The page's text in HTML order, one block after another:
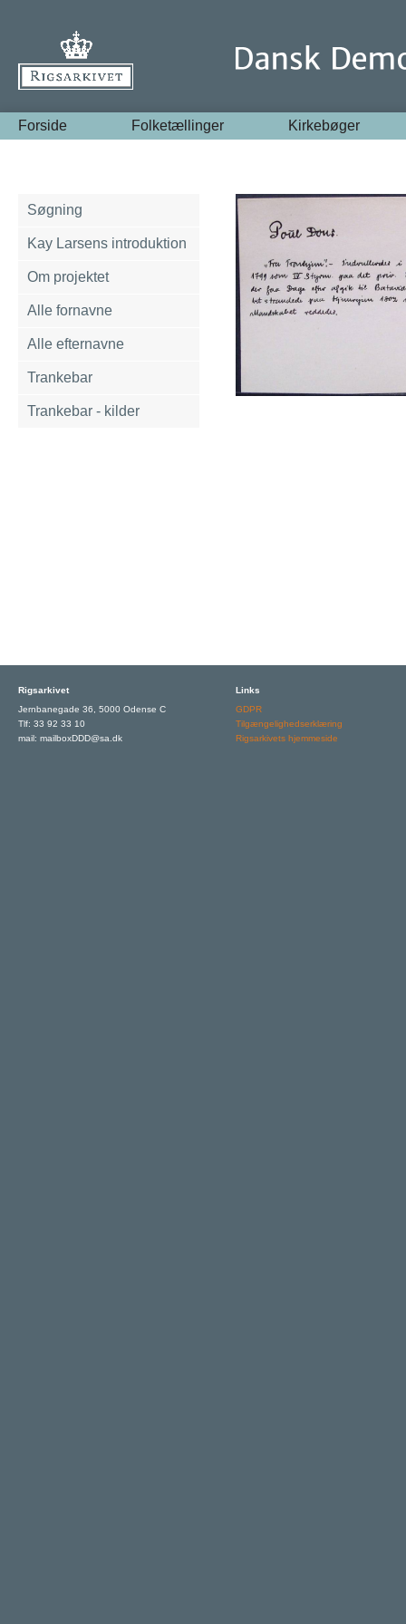
Forside Folketællinger Kirkebøger
Søgning
Kay Larsens introduktion
Om projektet
Alle fornavne
Alle efternavne
Trankebar
Trankebar - kilder
Rigsarkivet
Jernbanegade 36, 5000 Odense C
Tlf: 33 92 33 10
mail: mailboxDDD@sa.dk
Links
GDPR
Tilgængelighedserklæring
Rigsarkivets hjemmeside